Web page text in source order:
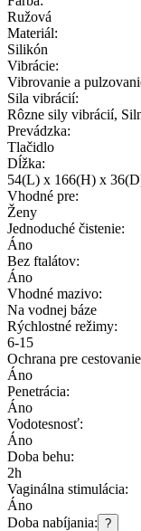
Ružová
Materiál:
Silikón
Vibrácie:
Vibrovanie a
Sila vibrácií:
Rôzne sily vibrácií,
Prevádzka:
Tlačidlo
Dĺžka:
54(L) x 166(H) x
Vhodné pre:
Ženy
Jednoduché čistenie:
Áno
Bez ftalátov:
Áno
Vhodné mazivo:
Na vodnej báze
Rýchlostné režimy:
6-15
Ochrana pre
Áno
Penetrácia:
Áno
Vodotesnosť:
Áno
Doba behu:
2h
Vaginálna stimulácia:
Áno
Doba nabíjania: ?